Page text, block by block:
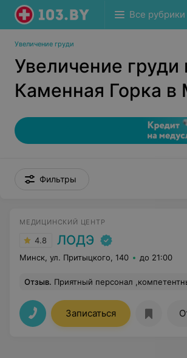
Все рубрики
Увеличение груди
Увеличение груди
Каменная Горка в
Фильтры
МЕДИЦИНСКИЙ ЦЕНТР
4.8 ЛОДЭ
Минск, ул. Притыцкого, 140 до 21:00
Отзыв. Приятный персонал
Записаться